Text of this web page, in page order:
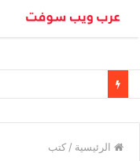
الرئيسية / كتب